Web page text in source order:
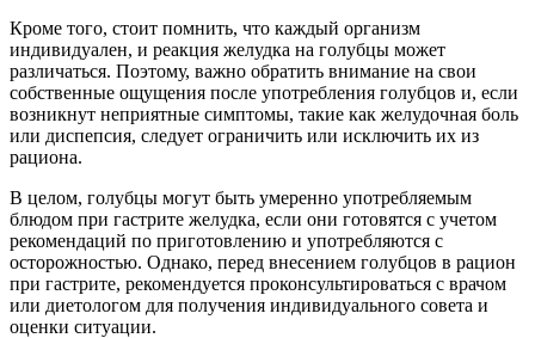
Кроме того, стоит помнить, что каждый организм
индивидуален, и реакция желудка на голубцы может
различаться. Поэтому, важно обратить внимание на свои
собственные ощущения после употребления голубцов и, если
возникнут неприятные симптомы, такие как желудочная боль
или диспепсия, следует ограничить или исключить их из
рациона.
В целом, голубцы могут быть умеренно употребляемым
блюдом при гастрите желудка, если они готовятся с учетом
рекомендаций по приготовлению и употребляются с
осторожностью. Однако, перед внесением голубцов в рацион
при гастрите, рекомендуется проконсультироваться с врачом
или диетологом для получения индивидуального совета и
оценки ситуации.